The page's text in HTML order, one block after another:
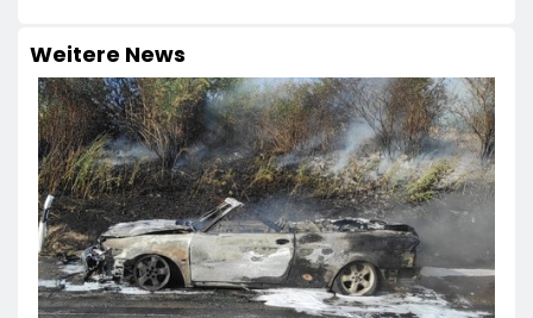
Weitere News